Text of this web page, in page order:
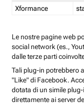
Xformance
Le nostre pagine web
social network (es.,
dalle terze parti
Tali plug-in potrebbero
"Like" di Facebook.
dotata di un simile
direttamente ai server